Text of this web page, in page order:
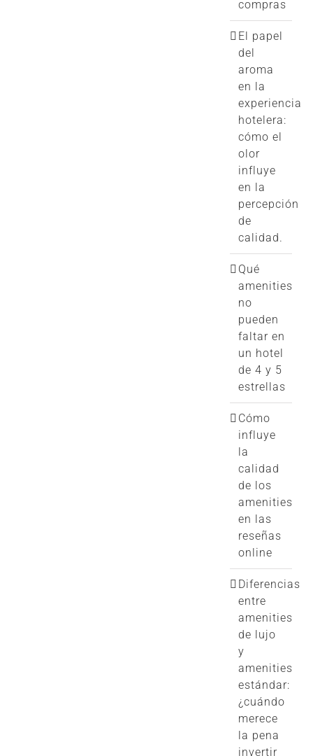
compras
El papel
del
aroma
en la
experiencia
hotelera:
cómo el
olor
influye
en la
percepción
de
calidad.
Qué
amenities
no
pueden
faltar en
un hotel
de 4 y 5
estrellas
Cómo
influye
la
calidad
de los
amenities
en las
reseñas
online
Diferencias
entre
amenities
de lujo
y
amenities
estándar:
¿cuándo
merece
la pena
invertir